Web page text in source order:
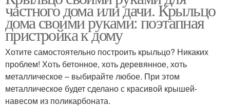
частного дома или дачи. Крыльцо
дома своими руками: поэтапная
пристройка к дому
Хотите самостоятельно построить крыльцо? Никаких
проблем! Хоть бетонное, хоть деревянное, хоть
металлическое – выбирайте любое. При этом
металлическое будет сделано с красивой крышей-
навесом из поликарбоната.